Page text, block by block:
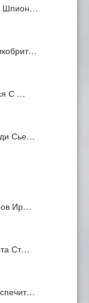
Шпион…
С …
Сье…
Ир…
Ст…